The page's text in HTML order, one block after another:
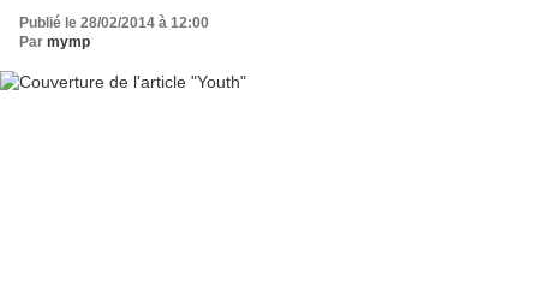
Publié le 28/02/2014 à 12:00
Par mymp